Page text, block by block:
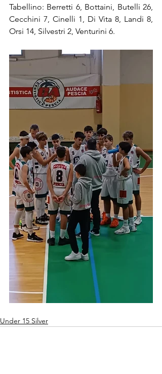
Tabellino: Berretti 6, Bottaini, Butelli 26,
Cecchini 7, Cinelli 1, Di Vita 8, Landi 8,
Orsi 14, Silvestri 2, Venturini 6.
Under 15 Silver